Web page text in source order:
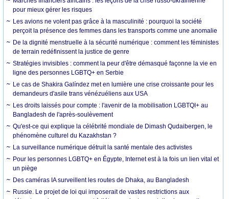
pour mieux gérer les risques
Les avions ne volent pas grâce à la masculinité : pourquoi la société
perçoit la présence des femmes dans les transports comme une anomalie
De la dignité menstruelle à la sécurité numérique : comment les féministes
de terrain redéfinissent la justice de genre
Stratégies invisibles : comment la peur d'être démasqué façonne la vie en
ligne des personnes LGBTQ+ en Serbie
Le cas de Shakira Galíndez met en lumière une crise croissante pour les
demandeurs d'asile trans vénézuéliens aux USA
Les droits laissés pour compte : l'avenir de la mobilisation LGBTQI+ au
Bangladesh de l'après-soulèvement
Qu'est-ce qui explique la célébrité mondiale de Dimash Qudaibergen, le
phénomène culturel du Kazakhstan ?
La surveillance numérique détruit la santé mentale des activistes
Pour les personnes LGBTQ+ en Égypte, Internet est à la fois un lien vital et
un piège
Des caméras IA surveillent les routes de Dhaka, au Bangladesh
Russie. Le projet de loi qui imposerait de vastes restrictions aux